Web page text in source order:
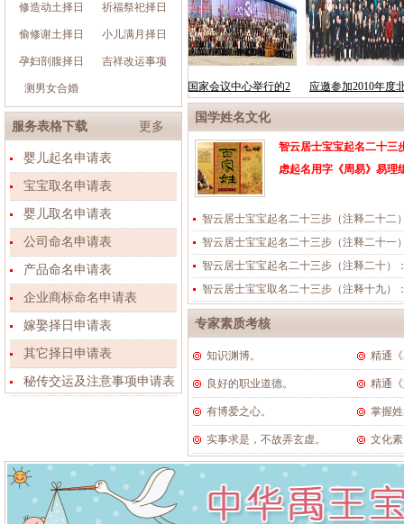
修造动土择日 祈福祭祀择日
偷修谢土择日 小儿满月择日
孕妇剖腹择日 吉祥改运事项
测男女合婚
服务表格下载 更多
婴儿起名申请表
宝宝取名申请表
婴儿取名申请表
公司命名申请表
产品命名申请表
企业商标命名申请表
嫁娶择日申请表
其它择日申请表
秘传交运及注意事项申请表
国学姓名文化
智云居士宝宝起名二十三
虑起名用字《周易》易理
智云居士宝宝起名二十三步（注释二十二
智云居士宝宝起名二十三步（注释二十一
智云居士宝宝起名二十三步（注释二十）
智云居士宝宝取名二十三步（注释十九）
专家素质考核
知识渊博。 精通
良好的职业道德。 精通
有博爱之心。 掌握
实事求是，不故弄玄虚。 文化